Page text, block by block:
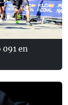
091 en